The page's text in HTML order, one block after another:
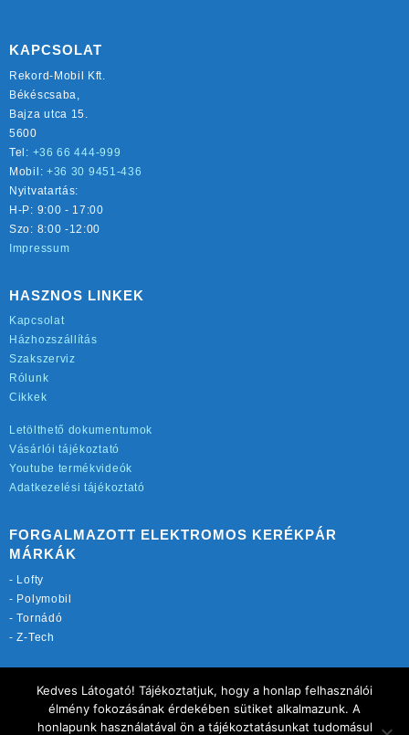
KAPCSOLAT
Rekord-Mobil Kft.
Békéscsaba,
Bajza utca 15.
5600
Tel: +36 66 444-999
Mobil: +36 30 9451-436
Nyitvatartás:
H-P: 9:00 - 17:00
Szo: 8:00 -12:00
Impressum
HASZNOS LINKEK
Kapcsolat
Házhozszállítás
Szakszerviz
Rólunk
Cikkek
Letölthető dokumentumok
Vásárlói tájékoztató
Youtube termékvideók
Adatkezelési tájékoztató
FORGALMAZOTT ELEKTROMOS KERÉKPÁR
MÁRKÁK
- Lofty
- Polymobil
-Tornádó
-Z-Tech
rekordmobil.hu
elektromos-kerekparbolt.hu
Kedves Látogató! Tájékoztatjuk, hogy a honlap felhasználói
élmény fokozásának érdekében sütiket alkalmazunk. A
honlapunk használatával ön a tájékoztatásunkat tudomásul